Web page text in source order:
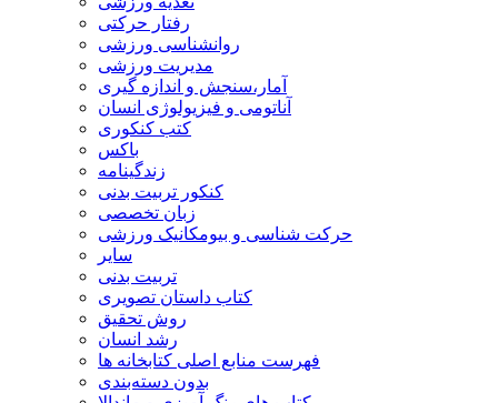
رفتار حرکتی
روانشناسی ورزشی
مدیریت ورزشی
آمار،سنجش و اندازه گیری
آناتومی و فیزیولوژی انسان
کتب کنکوری
باکس
زندگینامه
کنکور تربیت بدنی
زبان تخصصی
حرکت شناسی و بیومکانیک ورزشی
سایر
تربیت بدنی
کتاب داستان تصویری
روش تحقیق
رشد انسان
فهرست منابع اصلی کتابخانه ها
بدون دسته‌بندی